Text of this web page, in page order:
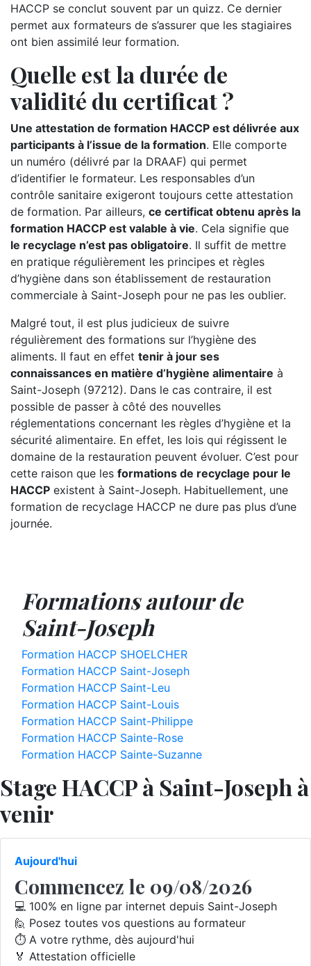
HACCP se conclut souvent par un quizz. Ce dernier
permet aux formateurs de s’assurer que les stagiaires
ont bien assimilé leur formation.
Quelle est la durée de
validité du certificat ?
Une attestation de formation HACCP est délivrée aux
participants à l’issue de la formation. Elle comporte
un numéro (délivré par la DRAAF) qui permet
d’identifier le formateur. Les responsables d’un
contrôle sanitaire exigeront toujours cette attestation
de formation. Par ailleurs, ce certificat obtenu après la
formation HACCP est valable à vie. Cela signifie que
le recyclage n’est pas obligatoire. Il suffit de mettre
en pratique régulièrement les principes et règles
d’hygiène dans son établissement de restauration
commerciale à Saint-Joseph pour ne pas les oublier.
Malgré tout, il est plus judicieux de suivre
régulièrement des formations sur l’hygiène des
aliments. Il faut en effet tenir à jour ses
connaissances en matière d’hygiène alimentaire à
Saint-Joseph (97212). Dans le cas contraire, il est
possible de passer à côté des nouvelles
réglementations concernant les règles d’hygiène et la
sécurité alimentaire. En effet, les lois qui régissent le
domaine de la restauration peuvent évoluer. C’est pour
cette raison que les formations de recyclage pour le
HACCP existent à Saint-Joseph. Habituellement, une
formation de recyclage HACCP ne dure pas plus d’une
journée.
Formations autour de
Saint-Joseph
Formation HACCP SHOELCHER
Formation HACCP Saint-Joseph
Formation HACCP Saint-Leu
Formation HACCP Saint-Louis
Formation HACCP Saint-Philippe
Formation HACCP Sainte-Rose
Formation HACCP Sainte-Suzanne
Stage HACCP à Saint-Joseph à
venir
Aujourd'hui
Commencez le 09/08/2026
💻 100% en ligne par internet depuis Saint-Joseph
🙋 Posez toutes vos questions au formateur
⏱️ A votre rythme, dès aujourd'hui
🏅 Attestation officielle